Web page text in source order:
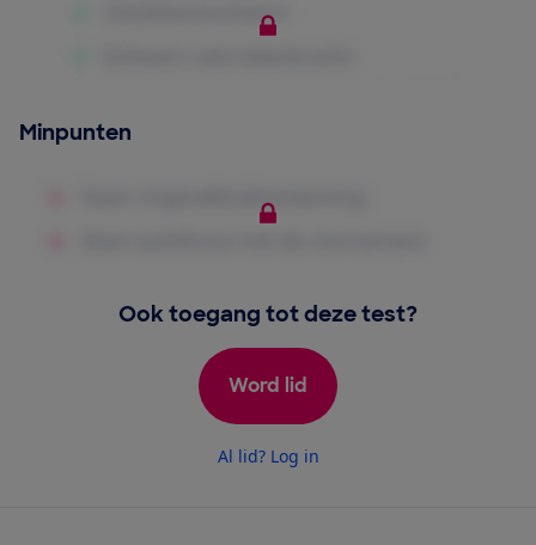
Minpunten
Ook toegang tot deze test?
Word lid
Al lid? Log in